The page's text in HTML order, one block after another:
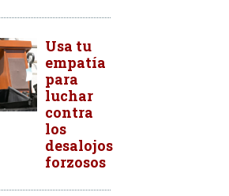
Usa tu
empatía
para
luchar
contra
los
desalojos
forzosos